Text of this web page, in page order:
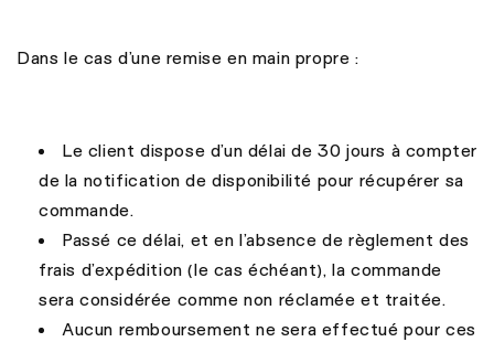
Dans le cas d’une remise en main propre :
Le client dispose d’un délai de 30 jours à compter
de la notification de disponibilité pour récupérer sa
commande.
Passé ce délai, et en l’absence de règlement des
frais d’expédition (le cas échéant), la commande
sera considérée comme non réclamée et traitée.
Aucun remboursement ne sera effectué pour ces